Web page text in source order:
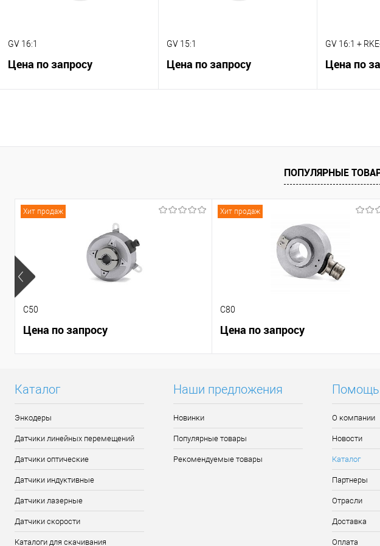
GV 16:1
Цена по запросу
GV 15:1
Цена по запросу
GV 16:1 +
Цена по
ПОПУЛЯРНЫЕ
Хит продаж
C50
Цена по запросу
Хит продаж
C80
Цена по запросу
Каталог
Энкодеры
Датчики линейных перемещений
Датчики оптические
Датчики индуктивные
Датчики лазерные
Датчики скорости
Каталоги для скачивания
Наши предложения
Новинки
Популярные товары
Рекомендуемые товары
Помощь
О компании
Новости
Каталог
Партнеры
Отрасли
Доставка
Оплата